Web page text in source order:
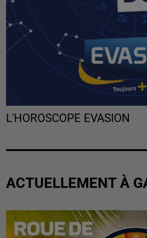
L'HOROSCOPE EVASION
ACTUELLEMENT À